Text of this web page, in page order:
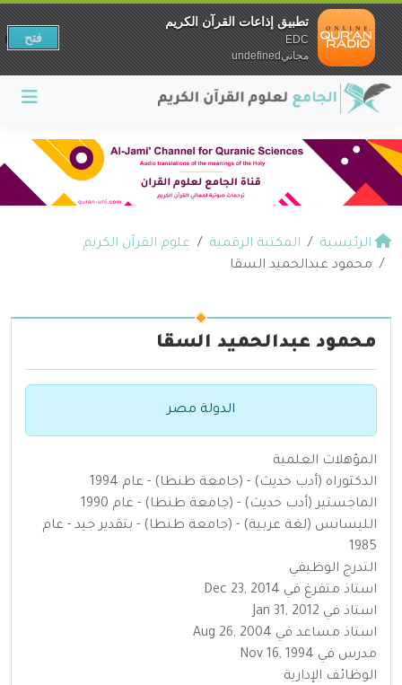
الرئيسية المكتبة الرقمية
علوم القرآن الكريم
محمود عبدالحميد السقا
محمود عبدالحميد السقا
الدولة مصر
المؤهلات العلمية
الدكتوراه (أدب حديث) - (جامعة طنطا) - عام 1994
الماجستير (أدب حديث) - (جامعة طنطا) - عام 1990
الليسانس (لغة عربية) - (جامعة طنطا) - بتقدير جيد - عام
1985
التدرج الوظيفي
استاذ متفرغ في Dec 23, 2014
استاذ في Jan 31, 2012
استاذ مساعد في Aug 26, 2004
مدرس في Nov 16, 1994
الوظائف الإدارية
تطبيق إذاعات القرآن الكريم
EDC
مجانيundefined
فتح